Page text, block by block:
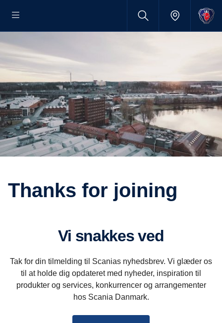
Thanks for joining
Vi snakkes ved
Tak for din tilmelding til Scanias nyhedsbrev. Vi glæder os
til at holde dig opdateret med nyheder, inspiration til
produkter og services, konkurrencer og arrangementer
hos Scania Danmark.